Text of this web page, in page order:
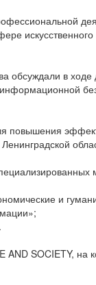
обсуждали в
и
AND SOCIETY,